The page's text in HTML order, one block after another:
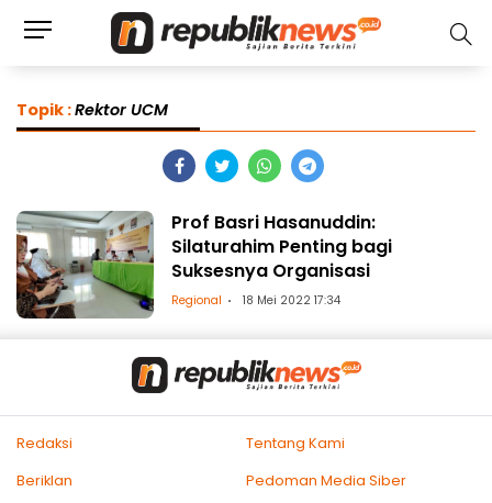
Topik :Rektor UCM
Prof Basri Hasanuddin:
Silaturahim Penting bagi
Suksesnya Organisasi
Regional 18 Mei 2022 17:34
Redaksi
Tentang Kami
Beriklan
Pedoman Media Siber